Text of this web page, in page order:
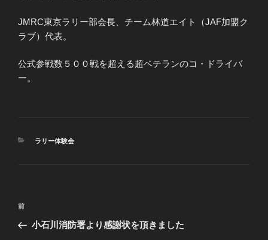
JMRC東京ラリー部会長、チーム林道エイト（JAF加盟ク
ラブ）代表。
公式参戦数５００戦を超える超ベテランのコ・ドライバ
ー。
カ
ラリー体験会
投
過
去
前
小石川消防署より感謝状を頂きました